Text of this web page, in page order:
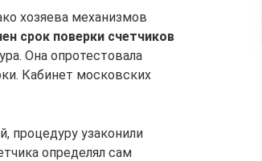
хозяева механизмов
срок поверки счетчиков
Она опротестовала
Кабинет московских
процедуру узаконили
определял сам